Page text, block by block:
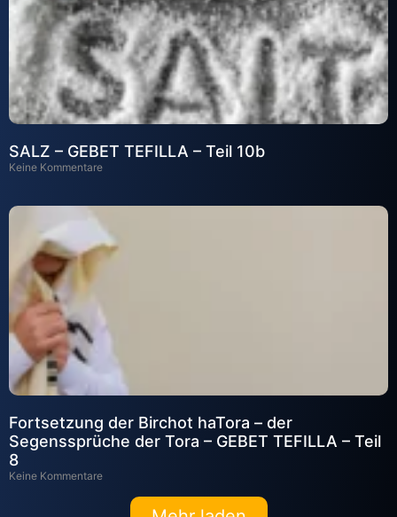
SALZ – GEBET TEFILLA – Teil 10b
Keine Kommentare
Fortsetzung der Birchot haTora – der
Segenssprüche der Tora – GEBET TEFILLA – Teil
8
Keine Kommentare